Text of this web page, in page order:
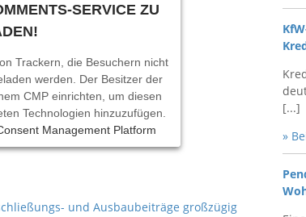
SERVICE ZU
Trackern, die Besuchern nicht
werden. Der Besitzer der
CMP einrichten, um diesen
Technologien hinzuzufügen.
Management Platform
und Ausbaubeiträge großzügig
[...]
»